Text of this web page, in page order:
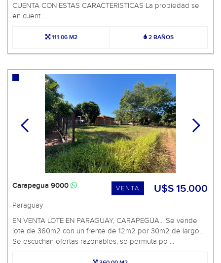
CUENTA CON ESTAS CARACTERISTICAS La propiedad se
en cuent ...
111.06 M2 2 BAÑOS
U$S 15.000
VENTA
Carapegua 9000
Paraguay
EN VENTA LOTE EN PARAGUAY, CARAPEGUA... Se vende
lote de 360m2 con un frente de 12m2 por 30m2 de largo..
Se escuchan ofertas razonables, se permuta po ...